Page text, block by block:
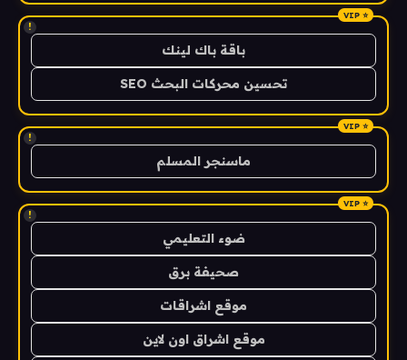
!
باقة باك لينك
تحسين محركات البحث SEO
!
ماسنجر المسلم
!
ضوء التعليمي
صحيفة برق
موقع اشراقات
موقع اشراق اون لاين